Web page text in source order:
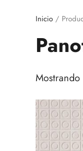
Inicio /